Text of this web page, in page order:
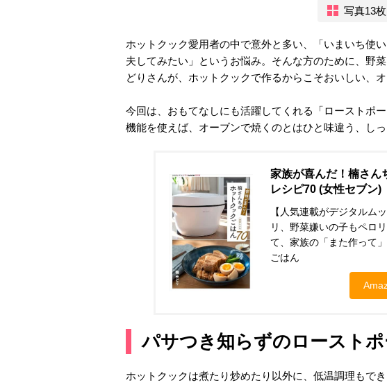
写真13枚
ホットクック愛用者の中で意外と多い、「いまいち使
夫してみたい」というお悩み。そんな方のために、野
どりさんが、ホットクックで作るからこそおいしい、
今回は、おもてなしにも活躍してくれる「ローストポ
機能を使えば、オーブンで焼くのとはひと味違う、し
家族が喜んだ！楠さ
レシピ70 (女性セブン)
【人気連載がデジタルム
リ、野菜嫌いの子もペロ
て、家族の「また作って
ごはん
パサつき知らずのローストポ
ホットクックは煮たり炒めたり以外に、低温調理もで